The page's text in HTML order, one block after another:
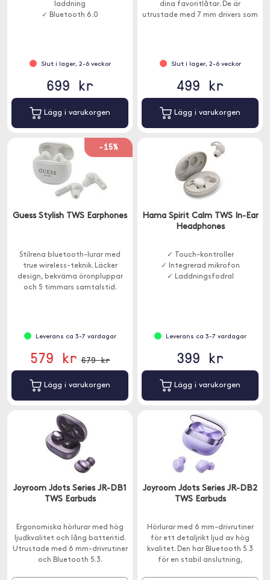
laddning
✓ Bluetooth 6.0
Slut i lager, 2-6 veckor
699 kr
Lägg i varukorgen
dina favoritlåtar. De är
utrustade med 7 mm drivers som
Slut i lager, 2-6 veckor
499 kr
Lägg i varukorgen
-15%
Guess Stylish TWS Earphones
Stilrena bluetooth-lurar med
true wireless-teknik. Läcker
design, bekväma öronpluppar
och 5 timmars samtalstid.
Leverans ca 3-7 vardagar
579 kr 679 kr
Lägg i varukorgen
Hama Spirit Calm TWS In-Ear
Headphones
✓ Touch-kontroller
✓ Integrerad mikrofon
✓ Laddningsfodral
Leverans ca 3-7 vardagar
399 kr
Lägg i varukorgen
Joyroom Jdots Series JR-DB1
TWS Earbuds
Ergonomiska hörlurar med hög
ljudkvalitet och lång batteritid.
Utrustade med 6 mm-drivrutiner
och Bluetooth 5.3.
Joyroom Jdots Series JR-DB2
TWS Earbuds
Hörlurar med 6 mm-drivrutiner
för ett detaljrikt ljud av hög
kvalitet. Den har Bluetooth 5.3
för en stabil anslutning,